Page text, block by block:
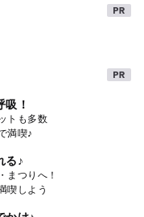
！
トも多数
満喫♪
る♪
まつりへ！
喫しよう